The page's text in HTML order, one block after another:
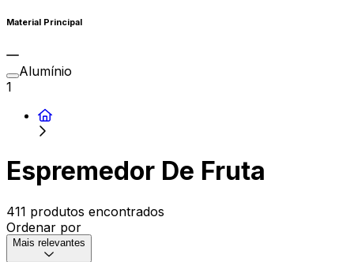
Material Principal
Alumínio
1
Espremedor De Fruta
411 produtos encontrados
Ordenar por
Mais relevantes